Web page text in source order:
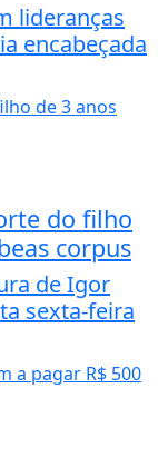
lideranças
encabeçada
do filho
corpus
de Igor
sexta-feira